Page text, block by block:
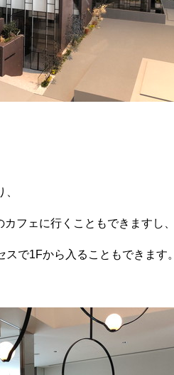
フェに行くこともできますし、
で1Fから入ることもできます。